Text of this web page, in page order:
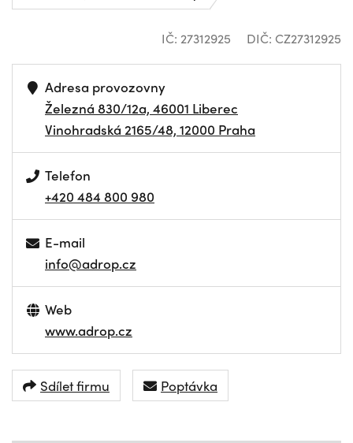
IČ: 27312925 DIČ: CZ27312925
Adresa provozovny
Železná 830/12a, 46001 Liberec
Vinohradská 2165/48, 12000 Praha
Telefon
+420 484 800 980
E-mail
info@adrop.cz
Web
www.adrop.cz
Sdílet firmu Poptávka